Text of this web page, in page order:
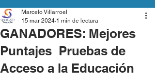
GANADORES: Mejores
Puntajes Pruebas de
Acceso a la Educación
Marcelo Villarroel
15 mar 2024 1 min de lectura